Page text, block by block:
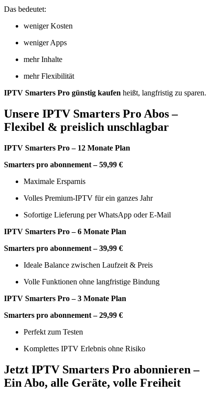
Das bedeutet:
weniger Kosten
weniger Apps
mehr Inhalte
mehr Flexibilität
IPTV Smarters Pro günstig kaufen heißt, langfristig zu sparen.
Unsere IPTV Smarters Pro Abos –
Flexibel & preislich unschlagbar
IPTV Smarters Pro – 12 Monate Plan
Smarters pro abonnement – 59,99 €
Maximale Ersparnis
Volles Premium-IPTV für ein ganzes Jahr
Sofortige Lieferung per WhatsApp oder E-Mail
IPTV Smarters Pro – 6 Monate Plan
Smarters pro abonnement – 39,99 €
Ideale Balance zwischen Laufzeit & Preis
Volle Funktionen ohne langfristige Bindung
IPTV Smarters Pro – 3 Monate Plan
Smarters pro abonnement – 29,99 €
Perfekt zum Testen
Komplettes IPTV Erlebnis ohne Risiko
Jetzt IPTV Smarters Pro abonnieren –
Ein Abo, alle Geräte, volle Freiheit